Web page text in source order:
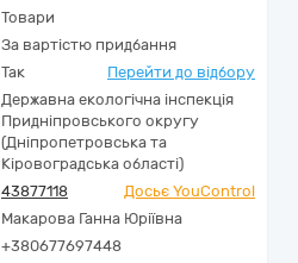
Товари
За вартістю придбання
Так Перейти до відбору
Державна екологічна інспекція
Придніпровського округу
(Дніпропетровська та
Кіровоградська області)
43877118
Досьє YouControl
Макарова Ганна Юріївна
+380677697448